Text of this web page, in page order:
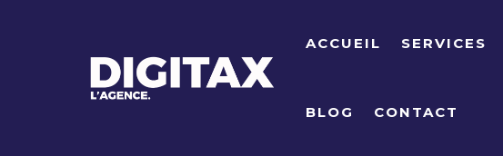
ACCUEIL SERVICES
BLOG CONTACT